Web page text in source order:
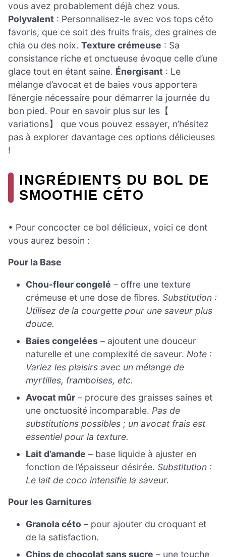
vous avez probablement déjà chez vous.
Polyvalent : Personnalisez-le avec vos tops céto
favoris, que ce soit des fruits frais, des graines de
chia ou des noix. Texture crémeuse : Sa
consistance riche et onctueuse évoque celle d’une
glace tout en étant saine. Énergisant : Le
mélange d’avocat et de baies vous apportera
l’énergie nécessaire pour démarrer la journée du
bon pied. Pour en savoir plus sur les【
variations】 que vous pouvez essayer, n’hésitez
pas à explorer davantage ces options délicieuses
!
INGRÉDIENTS DU BOL DE
SMOOTHIE CÉTO
• Pour concocter ce bol délicieux, voici ce dont
vous aurez besoin :
Pour la Base
Chou-fleur congelé – offre une texture
crémeuse et une dose de fibres.Substitution :
Utilisez de la courgette pour une saveur plus
douce.
Baies congelées – ajoutent une douceur
naturelle et une complexité de saveur. Note :
Variez les plaisirs avec un mélange de
myrtilles, framboises, etc.
Avocat mûr – procure des graisses saines et
une onctuosité incomparable. Pas de
substitutions possibles ; un avocat frais est
essentiel pour la texture.
Lait d’amande – base liquide à ajuster en
fonction de l’épaisseur désirée.Substitution :
Le lait de coco intensifie la saveur.
Pour les Garnitures
Granola céto – pour ajouter du croquant et
de la satisfaction.
Chips de chocolat sans sucre – une touche